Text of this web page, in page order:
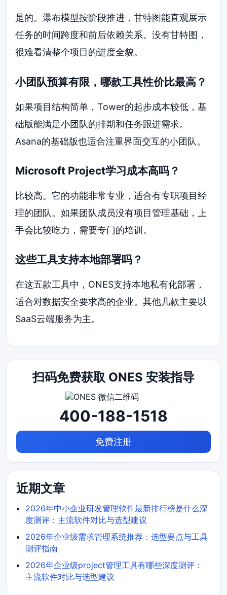
是的。瀑布模型按阶段推进，甘特图能直观展示
任务的时间跨度和前后依赖关系。没有甘特图，
很难看清整个项目的进度全貌。
小团队预算有限，哪款工具性价比最高？
如果项目结构简单，Tower的起步成本较低，基
础版能满足小团队的排期和任务跟进需求。
Asana的基础版也适合注重界面交互的小团队。
Microsoft Project学习成本高吗？
比较高。它的功能非常专业，适合有专职项目经
理的团队。如果团队成员没有项目管理基础，上
手会比较吃力，需要专门的培训。
这些工具支持本地部署吗？
在这五款工具中，ONES支持本地私有化部署，
适合对数据安全要求高的企业。其他几款主要以
SaaS云端服务为主。
扫码免费获取 ONES 安装指导
400-188-1518
免费注册
近期文章
2026年中小企业研发管理软件最新排行榜是什么深
度测评：主流软件对比与选型建议
2026年企业级需求管理系统推荐：选型要点与工具
测评指南
2026年企业级project管理工具有哪些深度测评：
主流软件对比与选型建议